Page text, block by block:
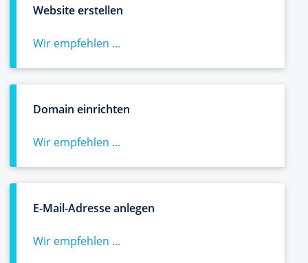
Website erstellen
Wir empfehlen ...
Domain einrichten
Wir empfehlen ...
E-Mail-Adresse anlegen
Wir empfehlen ...